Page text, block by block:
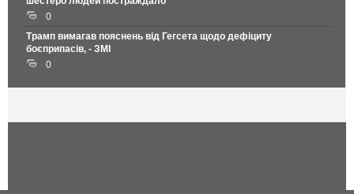
0
Трамп вимагав пояснень від Гегсета щодо дефіциту
боєприпасів, - ЗМІ
0